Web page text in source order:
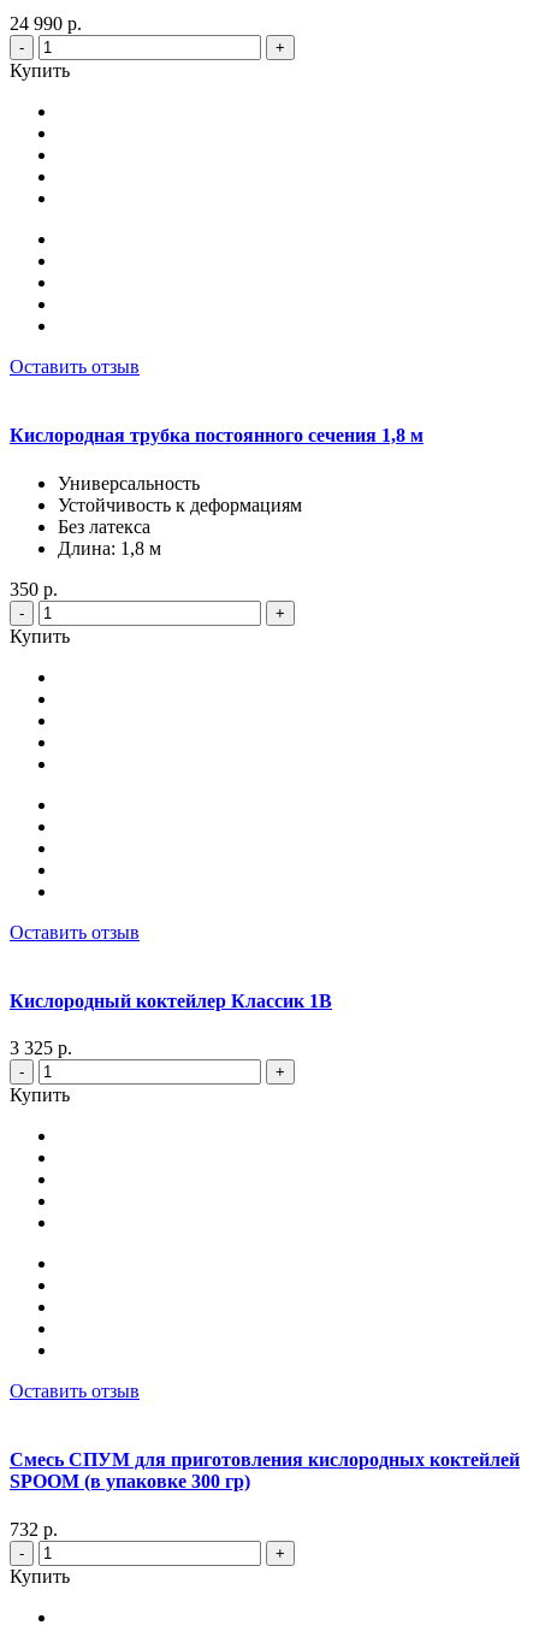
24 990 р.
- +
Купить
Оставить отзыв
Кислородная трубка постоянного сечения 1,8 м
Универсальность
Устойчивость к деформациям
Без латекса
Длина: 1,8 м
350 р.
- +
Купить
Оставить отзыв
Кислородный коктейлер Классик 1В
3 325 р.
- +
Купить
Оставить отзыв
Смесь СПУМ для приготовления кислородных коктейлей
SPOOM (в упаковке 300 гр)
732 р.
- +
Купить